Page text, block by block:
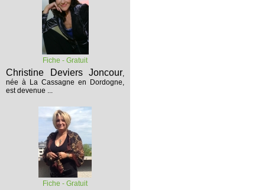
Fiche - Gratuit
Christine Deviers Joncour,
née à La Cassagne en Dordogne,
est devenue ...
Fiche - Gratuit